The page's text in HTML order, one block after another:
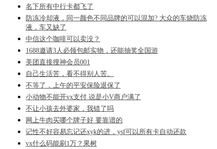
名下所有中行卡都飞了
防冻冷却液，同一颜色不同品牌的可以混加? 大众的车烧防冻
液，车又缺了
中信这个咖啡可以卖没？
1688邀请3人必领包邮实物，还能抽奖全国游
美团直接搜神会员001
自己生活苦，看不得别人苦。
不等了，上午的平安保险退保了
小动物不能开vx支付 说是小V商户满了
不让小孩去外婆家，我错了吗
网上牛肉买哪个牌子好 要靠谱的
记性不好容易忘记还xyk的进，ysf可以所有卡自动还款
vx什么码能刷1万？果树